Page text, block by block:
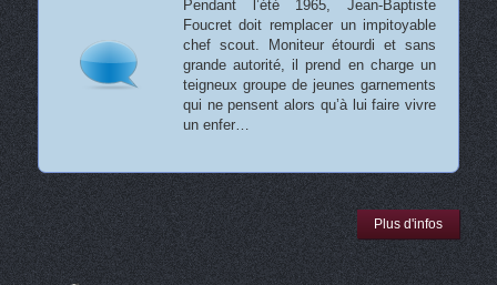
Pendant l’été 1965, Jean-Baptiste
Foucret doit remplacer un impitoyable
chef scout. Moniteur étourdi et sans
grande autorité, il prend en charge un
teigneux groupe de jeunes garnements
qui ne pensent alors qu’à lui faire vivre
un enfer…
Plus d'infos